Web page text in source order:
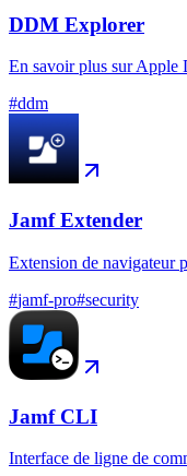
DDM Explorer
En savoir plus sur Apple
#ddm
Jamf Extender
Extension de navigateur
#jamf-pro#security
Jamf CLI
Interface de ligne de